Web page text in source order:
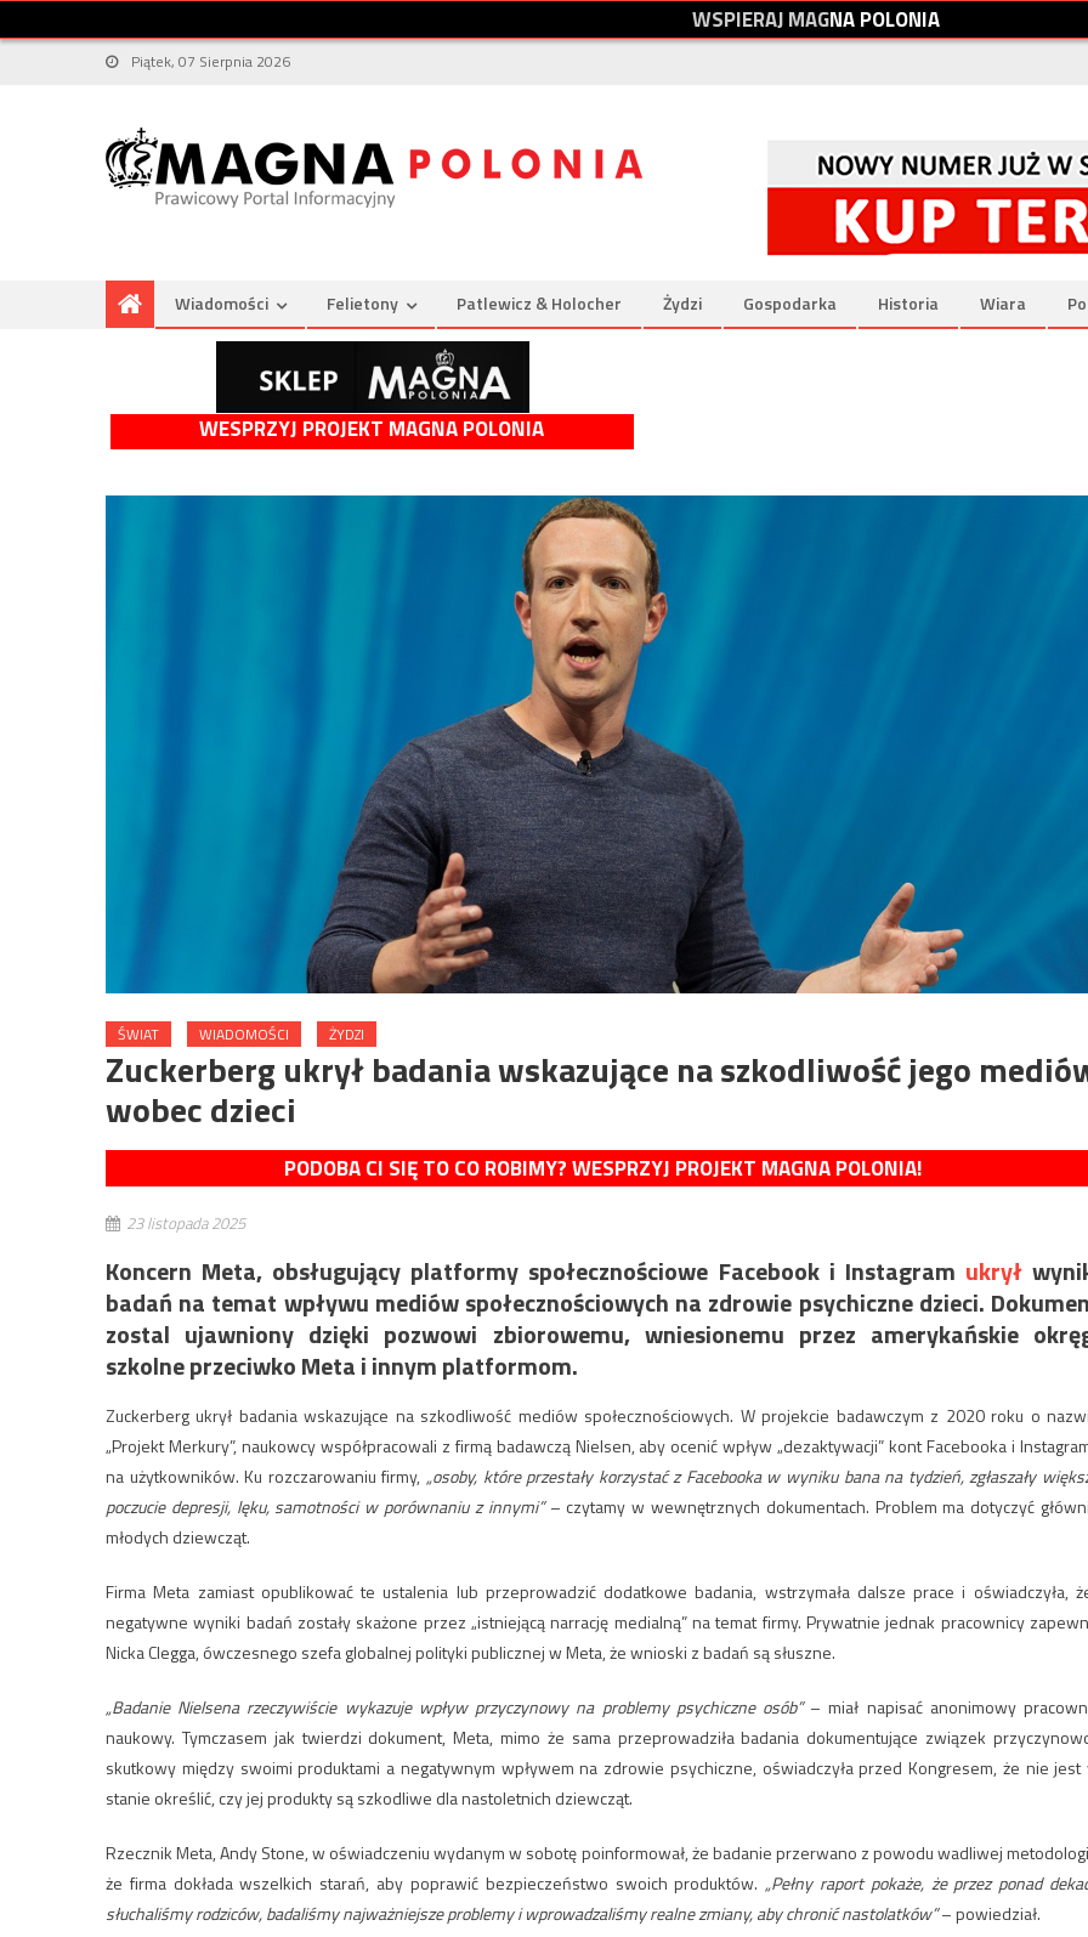
WSPIERAJMAGNAPOLONIA
Piątek, 07 Sierpnia 2026
Wiadomości Felietony Patlewicz & Holocher Żydzi Gospodarka Historia Wiara
WESPRZYJ PROJEKT MAGNA POLONIA
ŚWIAT WIADOMOŚCI ŻYDZI
Zuckerberg ukrył badania wskazujące na szkodliwość jego
wobec dzieci
PODOBA CI SIĘ TO CO ROBIMY? WESPRZYJ PROJEKT MAGNA POLONIA!
23 listopada 2025
Koncern Meta, obsługujący platformy społecznościowe Facebook i Instagram ukrył
badań na temat wpływu mediów społecznościowych na zdrowie psychiczne dzieci.
zostal ujawniony dzięki pozwowi zbiorowemu, wniesionemu przez amerykańskie
szkolne przeciwko Meta i innym platformom.
Zuckerberg ukrył badania wskazujące na szkodliwość mediów społecznościowych. W projekcie badawczym z 2020 roku o
„Projekt Merkury”, naukowcy współpracowali z firmą badawczą Nielsen, aby ocenić wpływ „dezaktywacji” kont Facebooka i
na użytkowników. Ku rozczarowaniu firmy, „osoby, które przestały korzystać z Facebooka w wyniku bana na tydzień, zgłaszały
poczucie depresji, lęku, samotności w porównaniu z innymi”– czytamy w wewnętrznych dokumentach. Problem ma dotyczyć
młodych dziewcząt.
Firma Meta zamiast opublikować te ustalenia lub przeprowadzić dodatkowe badania, wstrzymała dalsze prace i oświadczyła,
negatywne wyniki badań zostały skażone przez „istniejącą narrację medialną” na temat firmy. Prywatnie jednak pracownicy
Nicka Clegga, ówczesnego szefa globalnej polityki publicznej w Meta, że ​​wnioski z badań są słuszne.
„Badanie Nielsena rzeczywiście wykazuje wpływ przyczynowy na problemy psychiczne osób”– miał napisać anonimowy
naukowy. Tymczasem jak twierdzi dokument, Meta, mimo że sama przeprowadziła badania dokumentujące związek
skutkowy między swoimi produktami a negatywnym wpływem na zdrowie psychiczne, oświadczyła przed Kongresem, że nie jest
stanie określić, czy jej produkty są szkodliwe dla nastoletnich dziewcząt.
Rzecznik Meta, Andy Stone, w oświadczeniu wydanym w sobotę poinformował, że badanie przerwano z powodu wadliwej
że firma dokłada wszelkich starań, aby poprawić bezpieczeństwo swoich produktów. „Pełny raport pokaże, że przez ponad
słuchaliśmy rodziców, badaliśmy najważniejsze problemy i wprowadzaliśmy realne zmiany, aby chronić nastolatków”– powiedział.